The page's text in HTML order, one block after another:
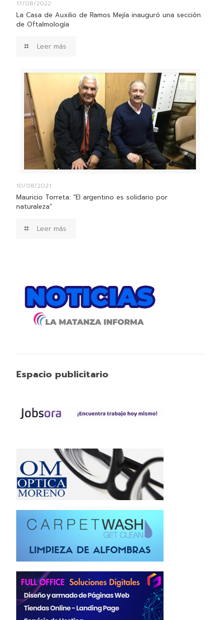
17/08/2022
La Casa de Auxilio de Ramos Mejía inauguró una sección
de Oftalmología
Leer más
10/08/2021
Mauricio Torreta: “El argentino es solidario por
naturaleza”
Leer más
Espacio publicitario